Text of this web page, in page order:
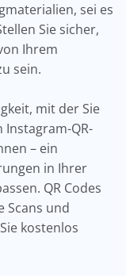
sei es
Sie sicher,
Ihrem
sein.
mit der Sie
QR-
– ein
in Ihrer
QR Codes
Scans und
kostenlos